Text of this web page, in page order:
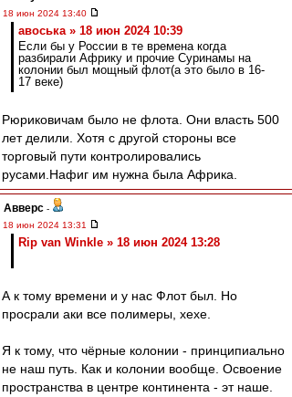
18 июн 2024 13:40
авоська » 18 июн 2024 10:39
Если бы у России в те времена когда
разбирали Африку и прочие Суринамы на
колонии был мощный флот(а это было в 16-
17 веке)
Рюриковичам было не флота. Они власть 500
лет делили. Хотя с другой стороны все
торговый пути контролировались
русами.Нафиг им нужна была Африка.
Авверс -
18 июн 2024 13:31
Rip van Winkle » 18 июн 2024 13:28
А к тому времени и у нас Флот был. Но
просрали аки все полимеры, хехе.
Я к тому, что чёрные колонии - принципиально
не наш путь. Как и колонии вообще. Освоение
пространства в центре континента - эт наше.